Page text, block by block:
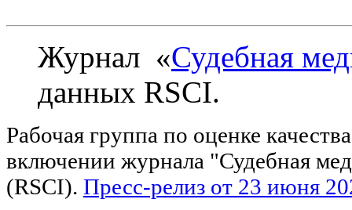
Журнал «Судебная
данных RSCI.
Рабочая группа по оценке
включении журнала "Судебная
(RSCI). Пресс-релиз от 23 июня